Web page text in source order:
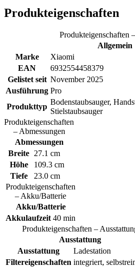
Produkteigenschaften
Produkteigenschaften
Allgemein
Marke
Xiaomi
EAN
6932554458379
Gelistet seit November 2025
Ausführung Pro
Produkttyp
Bodenstaubsauger,
Stielstaubsauger
Produkteigenschaften
– Abmessungen
Abmessungen
Breite 27.1 cm
Höhe
109.3 cm
Tiefe
23.0 cm
Produkteigenschaften
– Akku/Batterie
Akku/Batterie
Akkulaufzeit 40 min
Produkteigenschaften –
Ausstattung
Ausstattung
Ladestation
Filtereigenschaften integriert,